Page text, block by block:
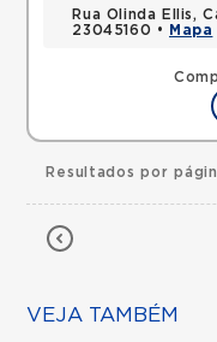
Rua Olinda Ellis,
23045160 •
Mapa
Resultados por
VEJA TAMBÉM